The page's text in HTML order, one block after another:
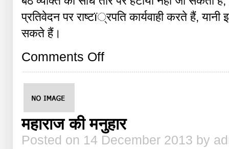
प्रतिवेदन पर राष्टï्रपति कार्यवाही करते हैं,
सकते हैं।
Comments Offon
जस्टिस
महाराज की मनुहार
Posted on 14 December 2013 by